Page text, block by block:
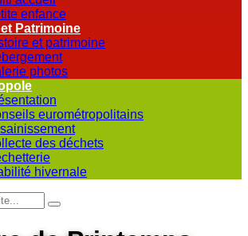
enfance
Patrimoine
et patrimoine
photos
eurométropolitains
des déchets
hivernale